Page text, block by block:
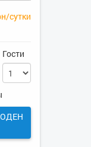
сутки
Гости